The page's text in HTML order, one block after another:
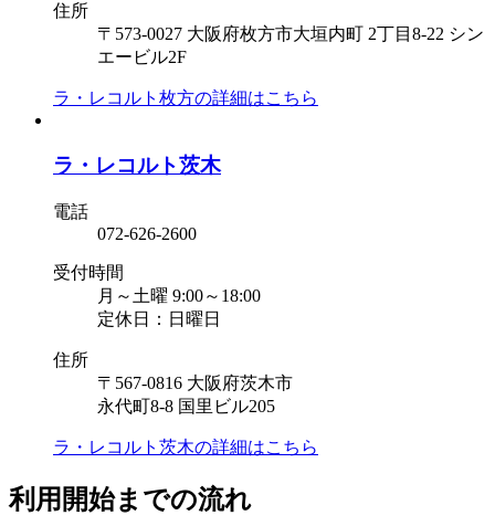
住所
〒573-0027 大阪府枚方市大垣内町 2丁目8-22 シン
エービル2F
ラ・レコルト枚方の詳細はこちら
ラ・レコルト茨木
電話
072-626-2600
受付時間
月～土曜 9:00～18:00
定休日：日曜日
住所
〒567-0816 大阪府茨木市
永代町8-8 国里ビル205
ラ・レコルト茨木の詳細はこちら
利用開始までの流れ